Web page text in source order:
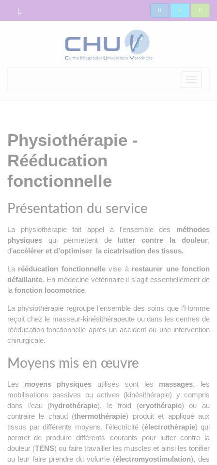
Physiothérapie -
Rééducation
fonctionnelle
Présentation du service
La physiothérapie fait appel à l’ensemble des méthodes
physiques qui permettent de lutter contre la douleur,
d’accélérer et d’optimiser la cicatrisation des tissus.
La rééducation fonctionnellevise à restaurer une fonction
défaillante. En médecine vétérinaire il s’agit essentiellement de
la fonction locomotrice.
La physiothérapie regroupe l’ensemble des soins que l’Homme
reçoit chez le masseur-kinésithérapeute ou dans les centres de
rééducation fonctionnelle après un accident ou une intervention
chirurgicale.
Moyens mis en œuvre
Les moyens physiques utilisés sont les massages, les
mobilisations passives ou actives (kinésithérapie) y compris
dans l’eau (hydrothérapie), le froid (cryothérapie) ou au
contraire le chaud (thermothérapie) produit et appliqué aux
tissus par différents moyens, l’électricité (électrothérapie) qui
permet de produire différents courants pour lutter contre la
douleur (TENS) ou faire travailler les muscles et ainsi les tonifier
ou leur faire prendre du volume (électromyostimulation), des